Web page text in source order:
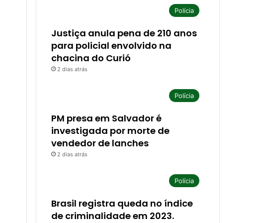
Polícia
Justiça anula pena de 210 anos
para policial envolvido na
chacina do Curió
2 dias atrás
Polícia
PM presa em Salvador é
investigada por morte de
vendedor de lanches
2 dias atrás
Polícia
Brasil registra queda no índice
de criminalidade em 2023.